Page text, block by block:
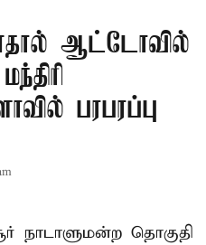
ஆட்டோவில்
பரபரப்பு
நாடாளுமன்ற தொகுதி